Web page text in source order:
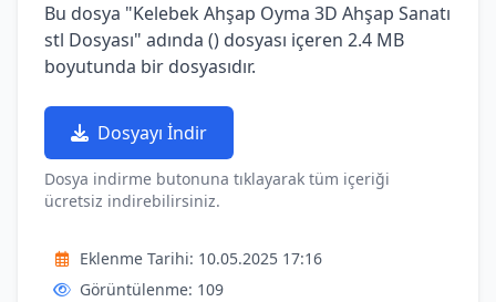
Bu dosya "Kelebek Ahşap Oyma 3D Ahşap Sanatı
stl Dosyası" adında () dosyası içeren 2.4 MB
boyutunda bir dosyasıdır.
Dosyayı İndir
Dosya indirme butonuna tıklayarak tüm içeriği
ücretsiz indirebilirsiniz.
Eklenme Tarihi: 10.05.2025 17:16
Görüntülenme: 109